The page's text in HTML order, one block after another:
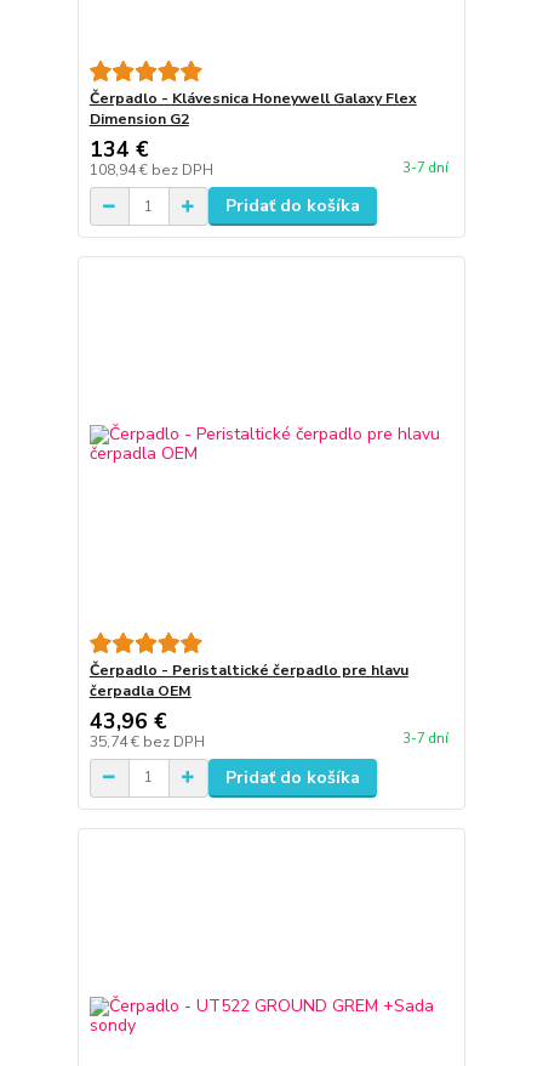
Čerpadlo - Klávesnica Honeywell Galaxy Flex
Dimension G2
134 €
108,94 € bez DPH 3-7 dní
Pridať do košíka
Čerpadlo - Peristaltické čerpadlo pre hlavu
čerpadla OEM
43,96 €
35,74 € bez DPH 3-7 dní
Pridať do košíka